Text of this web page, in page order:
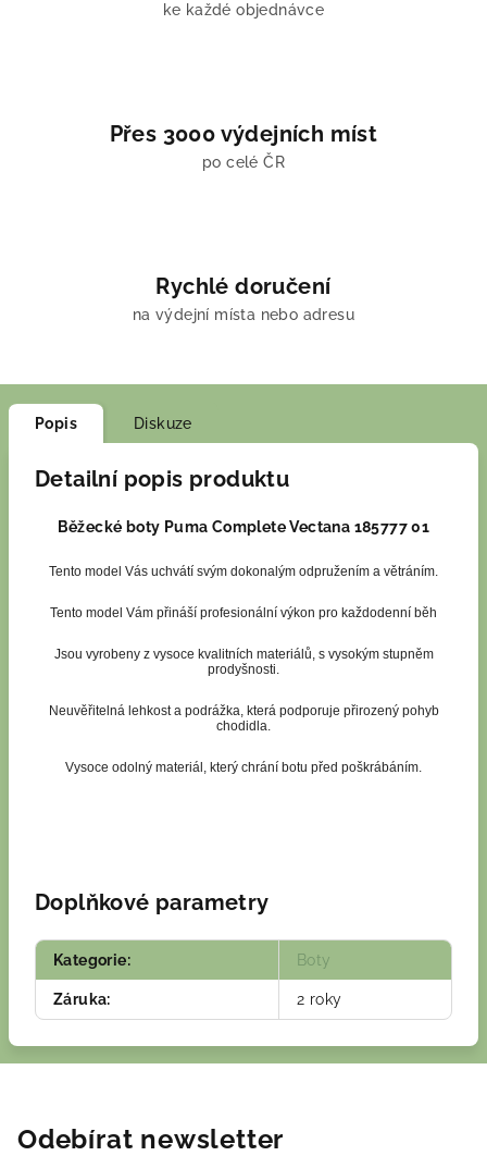
ke každé objednávce
Přes 3000 výdejních míst
po celé ČR
Rychlé doručení
na výdejní místa nebo adresu
Popis Diskuze
Detailní popis produktu
Běžecké boty Puma Complete Vectana 185777 01
Tento model Vás uchvátí svým dokonalým odpružením a větráním.
Tento model Vám přináší profesionální výkon pro každodenní běh
Jsou vyrobeny z vysoce kvalitních materiálů, s vysokým stupněm
prodyšnosti.
Neuvěřitelná lehkost a podrážka, která podporuje přirozený pohyb
chodidla.
Vysoce odolný materiál, který chrání botu před poškrábáním.
Doplňkové parametry
Kategorie: Boty
Záruka: 2 roky
Odebírat newsletter